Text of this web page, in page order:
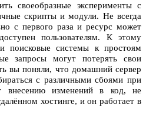
своеобразные эксперименты с
скрипты и модули. Не всегда
с первого раза и ресурс может
пользователям. К этому
поисковые системы к простоям
запросы могут потерять свои
вы поняли, что домашний сервер
с различными сбоями при
внесению изменений в код, не
хостинге, и он работает в